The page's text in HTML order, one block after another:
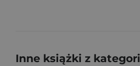
Inne książki z